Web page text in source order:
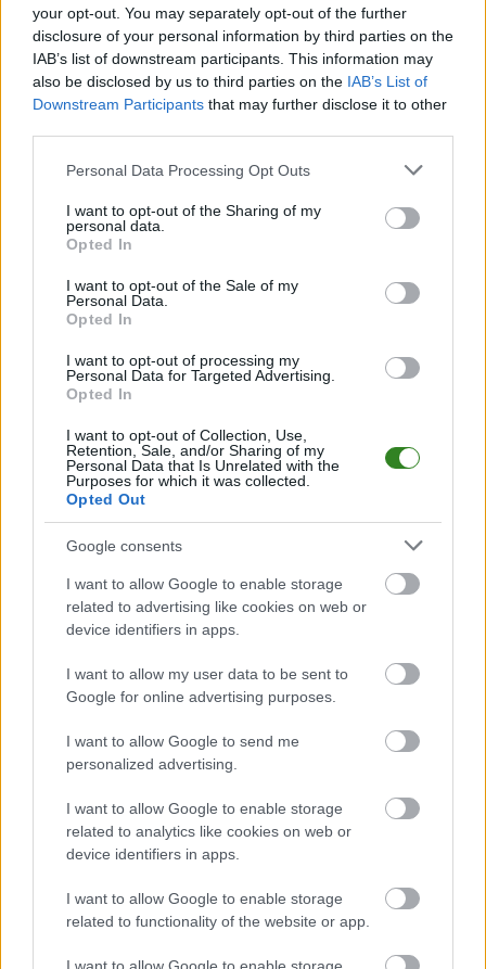
your opt-out. You may separately opt-out of the further
disclosure of your personal information by third parties on the
IAB’s list of downstream participants. This information may
also be disclosed by us to third parties on the IAB’s List of
Downstream Participants that may further disclose it to other
Please note that this website/app uses one or more Google
not limited to your visit or usage behaviour. You may click to
grant or deny consent to Google and its third-party tags to
use your data for below specified purposes in below Google
consent section.
Personal Data Processing Opt Outs
I want to opt-out of the Sharing of my
personal data.
Opted In
I want to opt-out of the Sale of my
Personal Data.
Opted In
I want to opt-out of processing my
Personal Data for Targeted Advertising.
Opted In
I want to opt-out of Collection, Use,
Retention, Sale, and/or Sharing of my
Personal Data that Is Unrelated with the
Purposes for which it was collected.
Opted Out
Google consents
I want to allow Google to enable storage
related to advertising like cookies on web or
device identifiers in apps.
I want to allow my user data to be sent to
Google for online advertising purposes.
I want to allow Google to send me
personalized advertising.
I want to allow Google to enable storage
related to analytics like cookies on web or
device identifiers in apps.
I want to allow Google to enable storage
related to functionality of the website or app.
2022-01-05 17:05
Wiesław Gołda, w przeszłości trener m.in. Resovii, został
szkoleniowcem B-klasowego Zimowita Rzeszów. &nbsp; - Do
naszego projektu udało się nam przekonać trenera Wiesława
Gołdę, szkoleniowca z ponad 30-letnim doświadczeniem na
FOTOGALERIA: KS
Przybyszówka -
7-1 [ ZDJĘCIA ]
pomiędzy KS Przybyszówka a Zimowitem Rzeszów. Mecz
zakończył się zwycięstwem gospodarzy 7-1....
sparing: Strug
Tyczyn - Zimowit
2016-02-01 11:05
Strug Tyczyn wygrał z Zimowitem Rzeszów 4-1 w meczu
sparingowym. &nbsp; Gole dla Strugu Tyczyn zdobyli Maciej
Nizioł, Artur Kucharzyk oraz dwaj zawodnicy z zagranicy, którzy
trenują z drużyną z Tyczyna. &nbsp; - Są to studenci, którzy
sami wyrazili chęć treningów ze Strugiem - poinfo...
Zimowit Rzeszów - wszystkie powiązane newsy